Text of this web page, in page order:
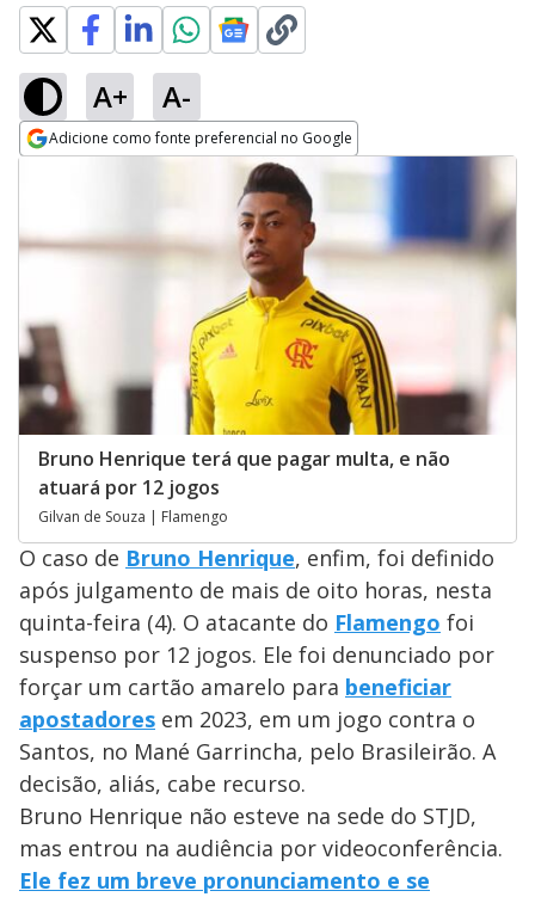
A+ A-
Adicione como fonte preferencial no Google
Bruno Henrique terá que pagar multa, e não
atuará por 12 jogos
Gilvan de Souza | Flamengo
O caso de Bruno Henrique, enfim, foi definido
após julgamento de mais de oito horas, nesta
quinta-feira (4). O atacante do Flamengo foi
suspenso por 12 jogos. Ele foi denunciado por
forçar um cartão amarelo para beneficiar
apostadores em 2023, em um jogo contra o
Santos, no Mané Garrincha, pelo Brasileirão. A
decisão, aliás, cabe recurso.
Bruno Henrique não esteve na sede do STJD,
mas entrou na audiência por videoconferência.
Ele fez um breve pronunciamento e se